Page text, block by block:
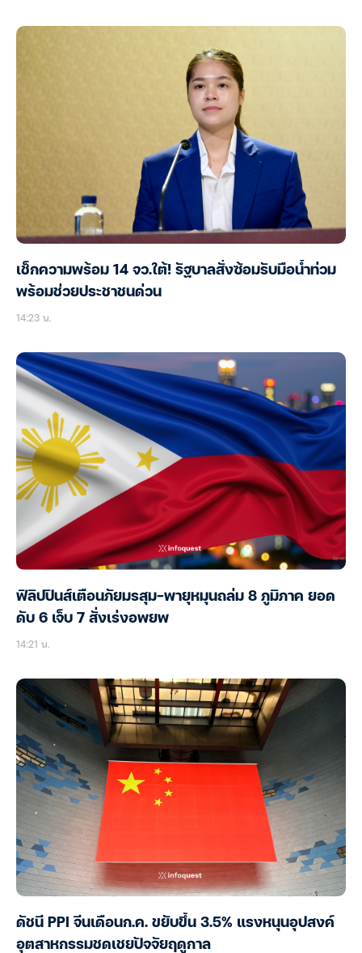
เช็กความพร้อม 14 จว.ใต้! รัฐบาลสั่งซ้อมรับมือน้ำท่วม
พร้อมช่วยประชาชนด่วน
14:23 น.
ฟิลิปปินส์เตือนภัยมรสุม-พายุหมุนถล่ม 8 ภูมิภาค ยอด
ดับ 6 เจ็บ 7 สั่งเร่งอพยพ
14:21 น.
ดัชนี PPI จีนเดือนก.ค. ขยับขึ้น 3.5% แรงหนุนอุปสงค์
อุตสาหกรรมชดเชยปัจจัยฤดูกาล